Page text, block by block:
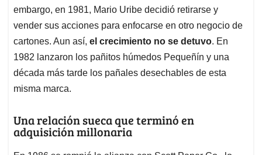
embargo, en 1981, Mario Uribe decidió retirarse y
vender sus acciones para enfocarse en otro negocio de
cartones. Aun así, el crecimiento no se detuvo. En
1982 lanzaron los pañitos húmedos Pequeñín y una
década más tarde los pañales desechables de esta
misma marca.
Una relación sueca que terminó en
adquisición millonaria